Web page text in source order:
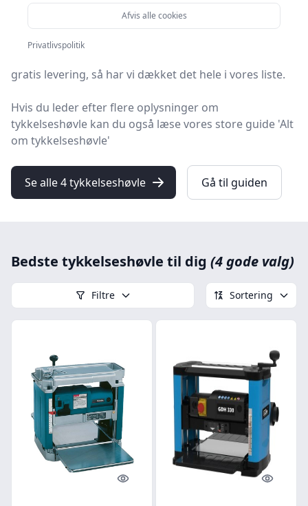
produkter lige nu, så du er sikret et godt køb!
Uanset om du søger den bedste kvalitet, et prisvenligt
gratis levering, så har vi dækket det hele i vores liste.
Hvis du leder efter flere oplysninger om
tykkelseshøvle kan du også læse vores store guide 'Alt
om tykkelseshøvle'
Se alle 4 tykkelseshøvle Gå til guiden
Bedste tykkelseshøvle til dig (4 gode valg)
Filtre Sortering
Quick look Quick
Afvis alle cookies
Privatlivspolitik